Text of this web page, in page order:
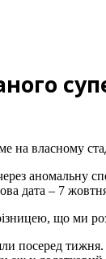
на власному
аномальну
дата – 7
що ми
посеред